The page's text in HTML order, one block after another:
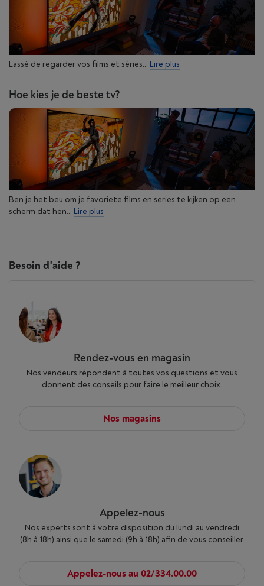
Lassé de regarder vos films et séries... Lire plus
Hoe kies je de beste tv?
Ben je het beu om je favoriete films en series te kijken op een
scherm dat hen... Lire plus
Besoin d'aide ?
Rendez-vous en magasin
Nos vendeurs répondent à toutes vos questions et vous
donnent des conseils pour faire le meilleur choix.
Nos magasins
Appelez-nous
Nos experts sont à votre disposition du lundi au vendredi
(8h à 18h) ainsi que le samedi (9h à 18h) afin de vous conseiller.
Appelez-nous au 02/334.00.00